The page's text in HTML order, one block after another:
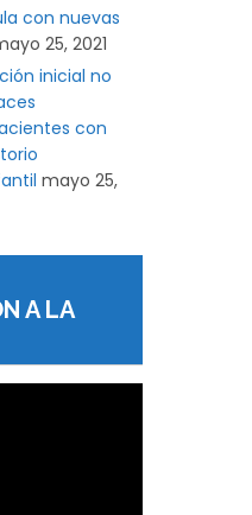
con nuevas
25, 2021
inicial no
con
mayo 25,
A LA